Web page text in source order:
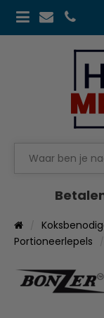
Portioneerlepels